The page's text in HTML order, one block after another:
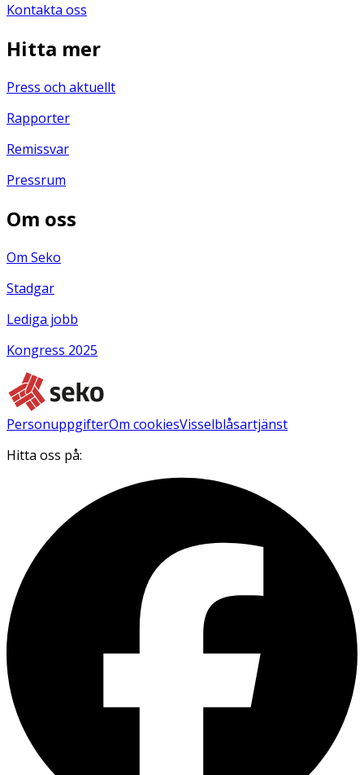
Kontakta oss
Hitta mer
Press och aktuellt
Rapporter
Remissvar
Pressrum
Om oss
Om Seko
Stadgar
Lediga jobb
Kongress 2025
PersonuppgifterOm cookiesVisselblåsartjänst
Hitta oss på: